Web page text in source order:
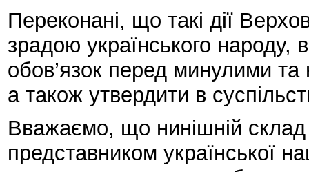
Переконані, що такі дії
зрадою українського
обов’язок перед минулими та
а також утвердити в
Вважаємо, що нинішній склад
представником української